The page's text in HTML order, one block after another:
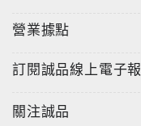
營業據點
訂閱誠品線上電子報
關注誠品